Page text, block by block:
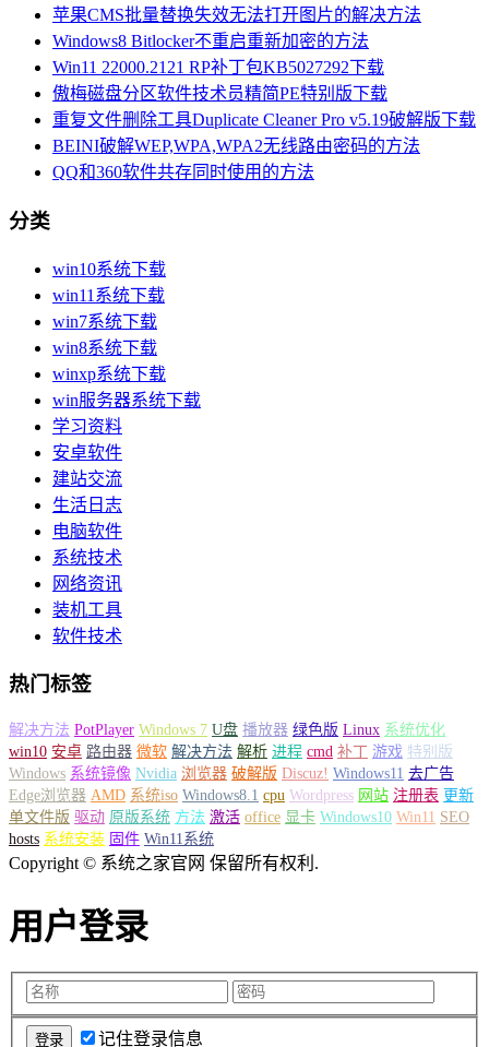
苹果CMS批量替换失效无法打开图片的解决方法
Windows8 Bitlocker不重启重新加密的方法
Win11 22000.2121 RP补丁包KB5027292下载
傲梅磁盘分区软件技术员精简PE特别版下载
重复文件删除工具Duplicate Cleaner Pro v5.19破解版下载
BEINI破解WEP,WPA,WPA2无线路由密码的方法
QQ和360软件共存同时使用的方法
分类
win10系统下载
win11系统下载
win7系统下载
win8系统下载
winxp系统下载
win服务器系统下载
学习资料
安卓软件
建站交流
生活日志
电脑软件
系统技术
网络资讯
装机工具
软件技术
热门标签
解决方法 PotPlayer Windows 7 U盘 播放器 绿色版 Linux 系统优化
win10 安卓 路由器 微软 解决方法 解析 进程 cmd 补丁 游戏 特别版
Windows 系统镜像 Nvidia 浏览器 破解版 Discuz! Windows11 去广告
Edge浏览器 AMD 系统iso Windows8.1 cpu Wordpress 网站 注册表 更新
单文件版 驱动 原版系统 方法 激活 office 显卡 Windows10 Win11 SEO
hosts 系统安装 固件 Win11系统
Copyright © 系统之家官网 保留所有权利.
用户登录
记住登录信息